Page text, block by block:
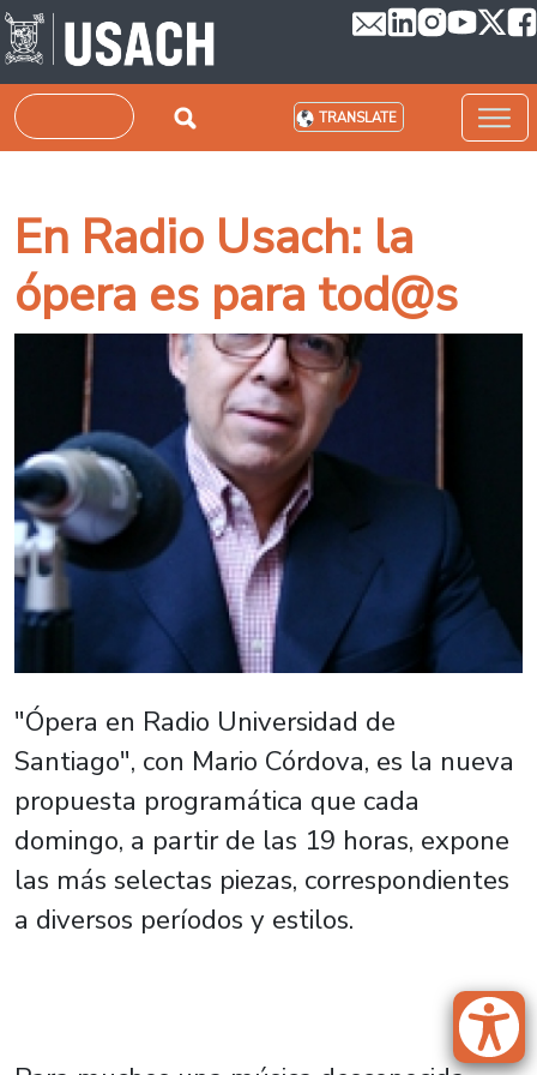
Skip to main content
Search TRANSLATE
En Radio Usach: la
ópera es para tod@s
"Ópera en Radio Universidad de
Santiago", con Mario Córdova, es la nueva
propuesta programática que cada
domingo, a partir de las 19 horas, expone
las más selectas piezas, correspondientes
a diversos períodos y estilos.